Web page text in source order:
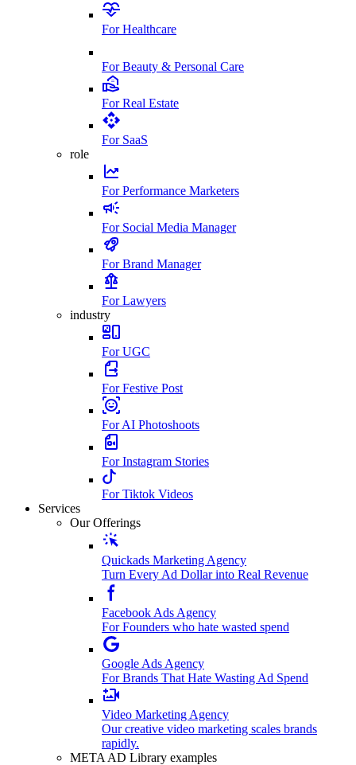
For Healthcare
For Beauty & Personal Care
For Real Estate
For SaaS
role
For Performance Marketers
For Social Media Manager
For Brand Manager
For Lawyers
industry
For UGC
For Festive Post
For AI Photoshoots
For Instagram Stories
For Tiktok Videos
Services
Our Offerings
Quickads Marketing Agency
Turn Every Ad Dollar into Real Revenue
Facebook Ads Agency
For Founders who hate wasted spend
Google Ads Agency
For Brands That Hate Wasting Ad Spend
Video Marketing Agency
Our creative video marketing scales brands
rapidly.
META AD Library examples